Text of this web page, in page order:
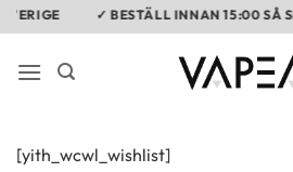
Skip
to
content
✓ BESTÄLL INNAN 15:00 SÅ
[yith_wcwl_wishlist]